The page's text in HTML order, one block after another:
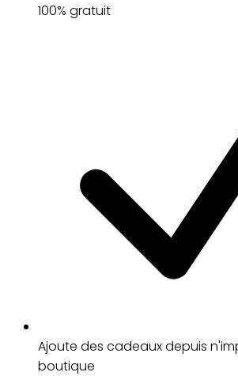
100% gratuit
Ajoute des cadeaux depuis
boutique